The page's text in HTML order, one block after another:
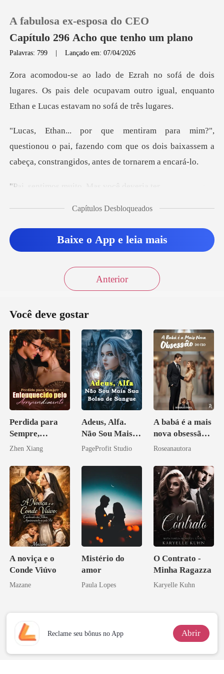
0
Loja
Histórico
Sair
A fabulosa ex-esposa do CEO
Capítulo 296 Acho que tenho um plano
Palavras: 799 |Lançado em: 07/04/2026
lugares. Os pais dele ocupavam outro igual, enquan
ionou o pai, fazendo com que os dois baixassem a
ca
Capítulos Desbloqueados
Baixe o App e leia mais
Anterior
Você deve gostar
Perdida para
Sempre,
Enlouquecido
Arrependiment
o
Zhen Xiang
Adeus, Alfa.
Não Sou Mais
Sua Bolsa de
PageProfit Studio
A babá é a mais
nova obsessão
do CEO
Roseanautora
A noviça e o
Conde Viúvo
Mazane
Mistério do
amor
Paula Lopes
O Contrato -
Minha Ragazza
Karyelle Kuhn
Reclame seu bônus no App Abrir